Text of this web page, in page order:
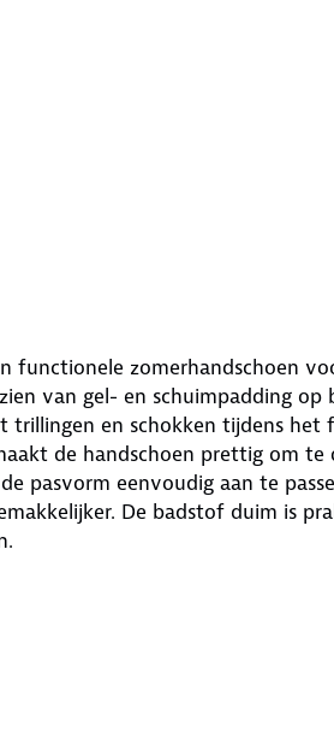
functionele zomerhandschoen
van gel- en schuimpadding op
trillingen en schokken tijdens het
de handschoen prettig om te
pasvorm eenvoudig aan te
De badstof duim is